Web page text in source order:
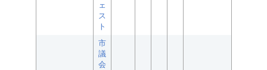
ェ
ス
ト
市
議
会